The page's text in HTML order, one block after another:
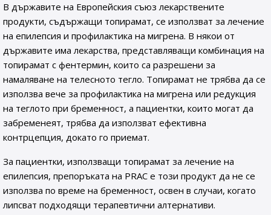
В държавите на Европейския съюз лекарствените
продукти, съдържащи топирамат, се използват за лечение
на епилепсия и профилактика на мигрена. В някои от
държавите има лекарства, представляващи комбинация на
топирамат с фентермин, които са разрешени за
намаляване на телесното тегло. Топирамат не трябва да се
използва вече за профилактика на мигрена или редукция
на теглото при бременност, а пациентки, които могат да
забременеят, трябва да използват ефективна
контрцепция, докато го приемат.
За пациентки, използващи топирамат за лечение на
епилепсия, препоръката на PRAC е този продукт да не се
използва по време на бременност, освен в случаи, когато
липсват подходящи терапевтични алтернативи.